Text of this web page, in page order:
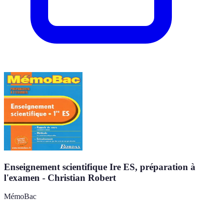
Enseignement scientifique Ire ES, préparation à
l'examen - Christian Robert
MémoBac